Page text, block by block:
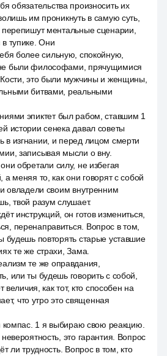
обязательства произносить их
им проникнуть в самую суть,
ментальные сценарии,
тупике. Они
более сильную, спокойную,
были философами, прячущимися
это были мужчины и женщины,
битвами, реальными
эпиктет был рабом, ставшим 1
истории сенека давал советы
в изгнании, и перед лицом смерти
записывая мысли о вну.
обретали силу, не избегая
а меняя то, как они говорят с собой
овладели своим внутренним
твой разум слушает.
инструкций, он готов измениться,
перенаправиться. Вопрос в том,
будешь повторять старые уставшие
те же страхи, Зама.
те же оправдания,
или ты будешь говорить с собой,
величия, как тот, кто способен на
что утро это священная
компас. 1 я выбираю свою реакцию.
это гарантия. Вопрос
ли трудность. Вопрос в том, кто